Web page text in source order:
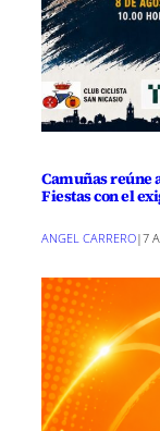
Camuñas reúne
Fiestas con el
ANGEL CARRERO|7